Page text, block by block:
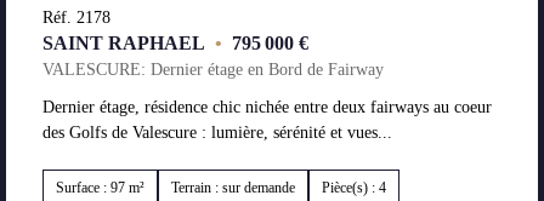
Réf. 2178
SAINT RAPHAEL • 795 000 €
VALESCURE: Dernier étage en Bord de Fairway
Dernier étage, résidence chic nichée entre deux fairways au coeur
des Golfs de Valescure : lumière, sérénité et vues...
Surface : 97 m² Terrain : sur demande Pièce(s) : 4